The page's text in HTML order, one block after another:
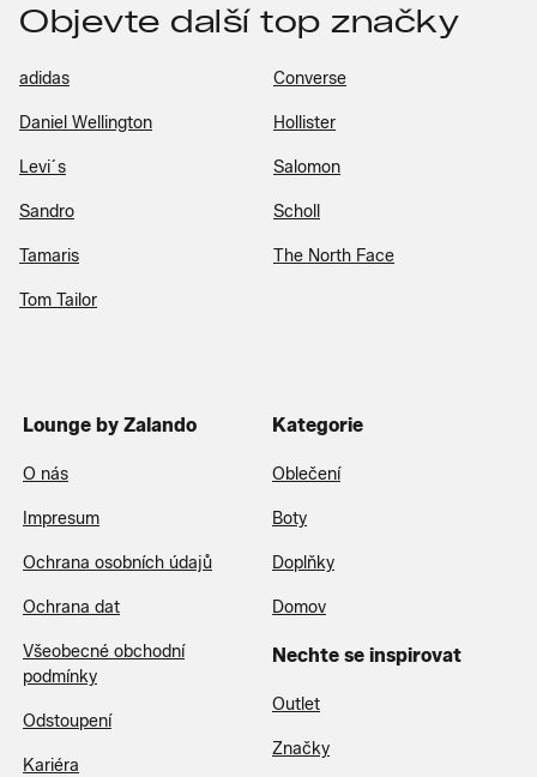
Objevte další top značky
adidas Converse
Daniel Wellington Hollister
Levi´s Salomon
Sandro Scholl
Tamaris The North Face
Tom Tailor
Lounge by Zalando
O nás
Impresum
Ochrana osobních údajů
Ochrana dat
Všeobecné obchodní
podmínky
Odstoupení
Kariéra
Kategorie
Oblečení
Boty
Doplňky
Domov
Nechte se inspirovat
Outlet
Značky